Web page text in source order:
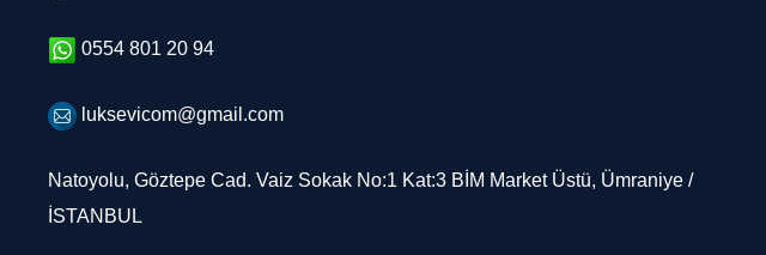
0554 801 20 94
luksevicom@gmail.com
Natoyolu, Göztepe Cad. Vaiz Sokak No:1 Kat:3 BİM Market Üstü, Ümraniye /
İSTANBUL